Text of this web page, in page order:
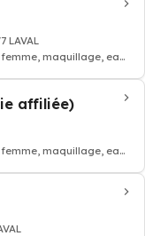
LAVAL
affiliée)